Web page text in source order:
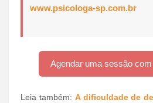
www.psicologa-sp.com.br
Agendar uma sessão
Leia também: A dificuldade de